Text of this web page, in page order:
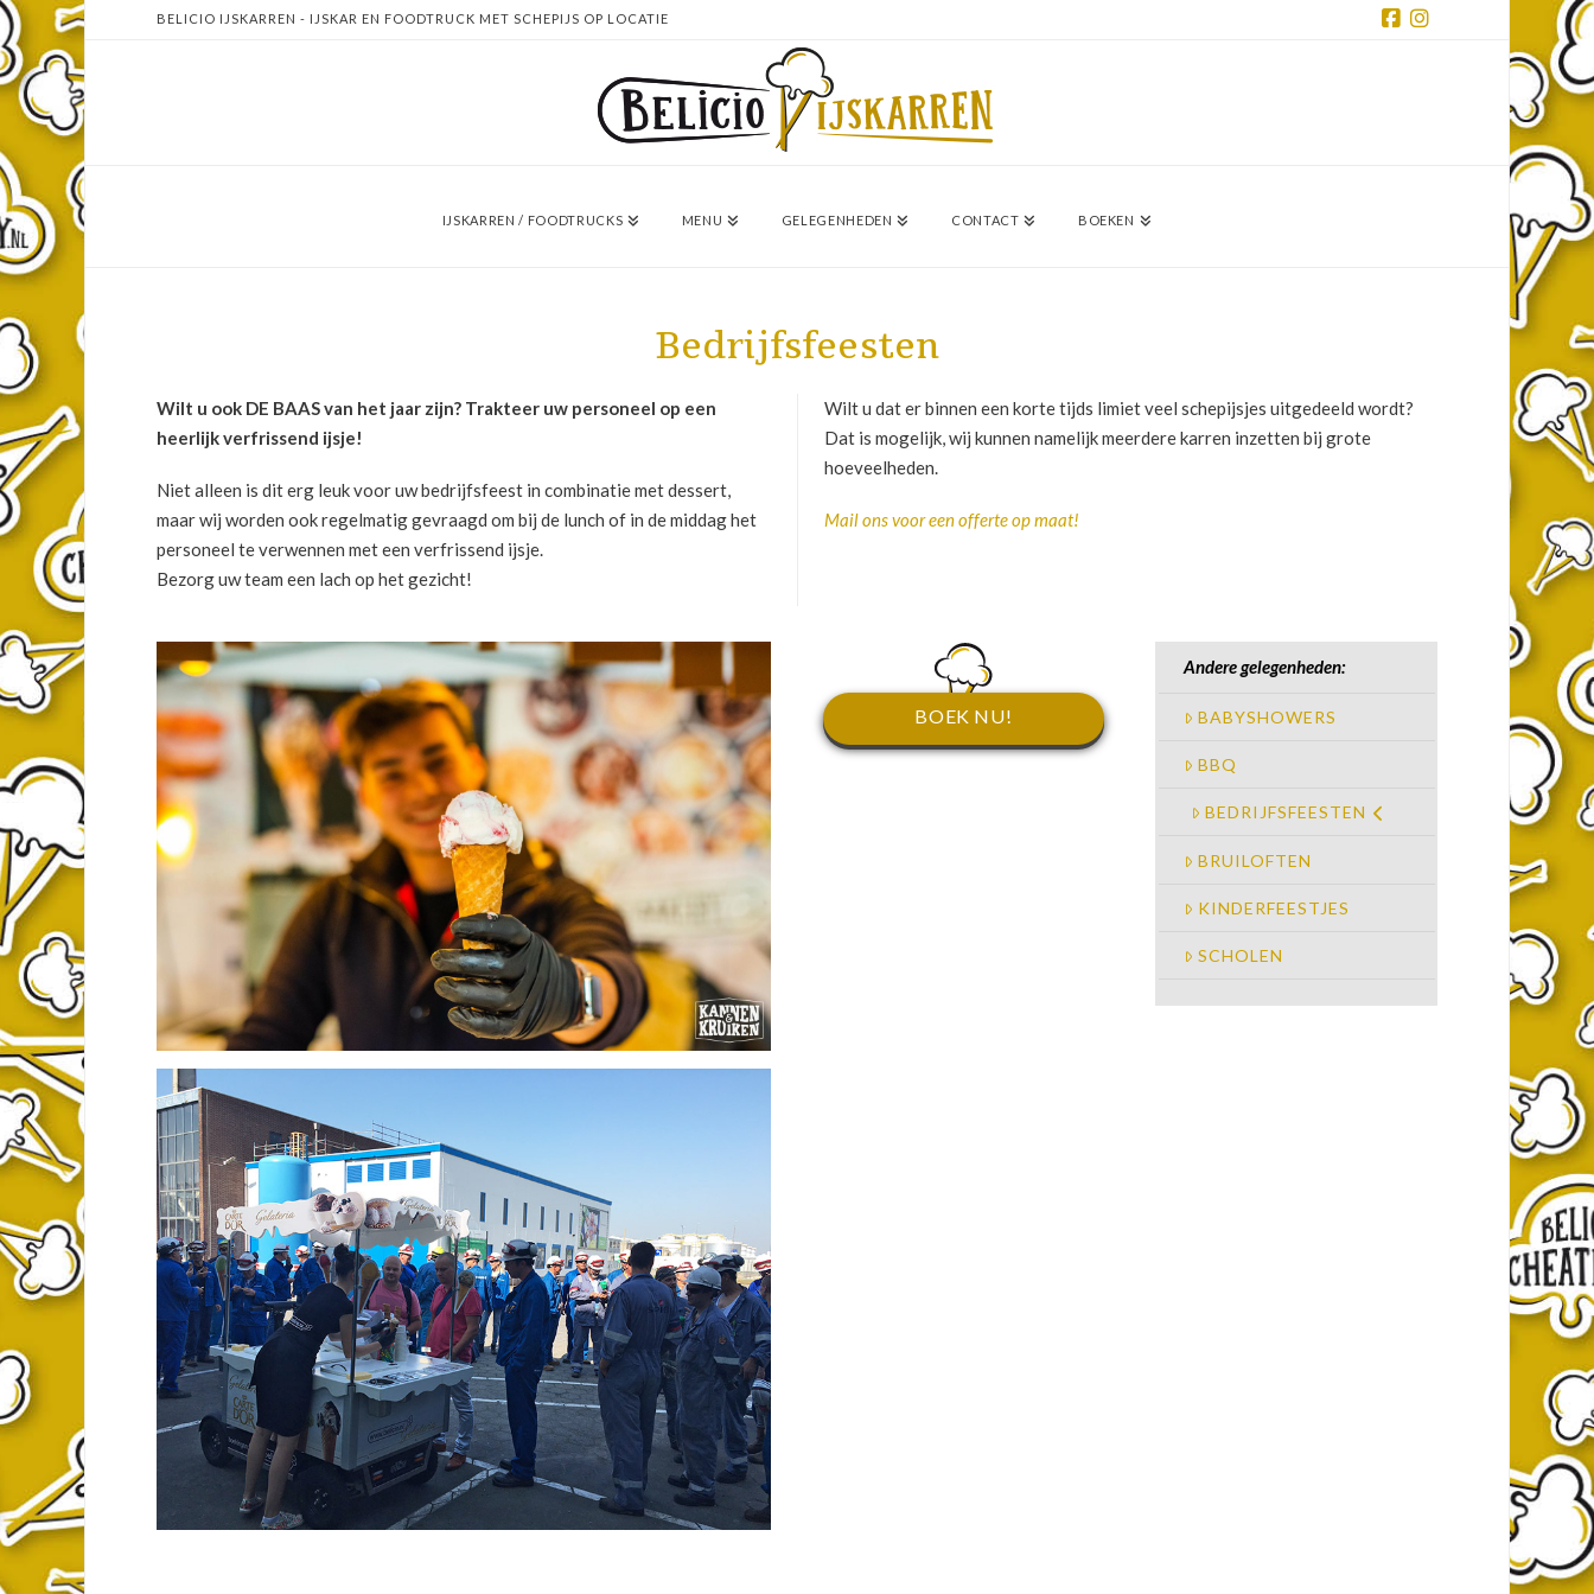
BELICIO IJSKARREN - IJSKAR EN FOODTRUCK MET SCHEPIJS OP LOCATIE
Instagram
IJSKARREN / FOODTRUCKS MENU GELEGENHEDEN CONTACT BOEKEN
Bedrijfsfeesten
Wilt u ook DE BAAS van het jaar zijn? Trakteer uw personeel op een
heerlijk verfrissend ijsje!
Niet alleen is dit erg leuk voor uw bedrijfsfeest in combinatie met dessert,
maar wij worden ook regelmatig gevraagd om bij de lunch of in de middag het
personeel te verwennen met een verfrissend ijsje.
Bezorg uw team een lach op het gezicht!
Wilt u dat er binnen een korte tijds limiet veel schepijsjes uitgedeeld wordt?
Dat is mogelijk, wij kunnen namelijk meerdere karren inzetten bij grote
hoeveelheden.
Mail ons voor een offerte op maat!
BOEK NU!
Andere gelegenheden:
BABYSHOWERS
BBQ
BEDRIJFSFEESTEN
BRUILOFTEN
KINDERFEESTJES
SCHOLEN